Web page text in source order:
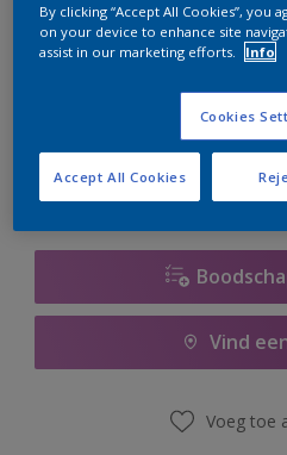
te bestellen. Houd de
er hard aan om de voorraad
Vind
Voeg toe
By clicking “Accept All Cookies”, you
on your device to enhance site
assist in our marketing efforts.
Info
Cookies
Accept All Cookies